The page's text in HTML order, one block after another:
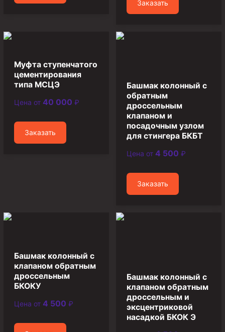
Муфта БТС 178
Муфта БТС 168
Муфта ОТТМ 127
Муфта ОТТМ 245
Муфта ОТТГ 114
Буровое оборудование
Фонтанная и запорная арматура
Оборудование для трубопроводов и манифольдов
Заказать
Муфта ступенчатого
цементирования
типа МСЦЭ
Цена от 40 000 ₽
Заказать
Башмак колонный с
обратным
дроссельным
клапаном и
посадочным узлом
для стингера БКБТ
Цена от 4 500 ₽
Заказать
Башмак колонный с
клапаном обратным
дроссельным
БКОКУ
Цена от 4 500 ₽
Башмак колонный с
клапаном обратным
дроссельным и
эксцентриковой
насадкой БКОК Э